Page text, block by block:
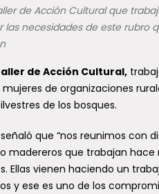
de Acción Cultural que
necesidades de este rubro
de Acción Cultural,
de organizaciones
de los bosques.
que “nos reunimos con
madereros que trabajan
Ellas vienen haciendo un
y ese es uno de los
por
Coquimbo y Los
podrían llegar
h
viento entre normal y
a diversas